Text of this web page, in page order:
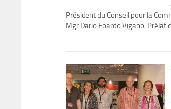
Président du Conseil pour la
Mgr Dario Eoardo Vigano, Prélat